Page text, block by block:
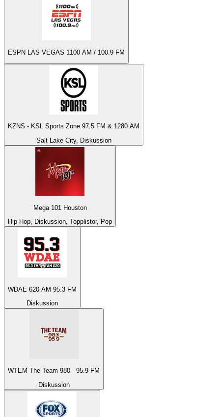
ESPN LAS VEGAS 1100 AM / 100.9 FM
KZNS - KSL Sports Zone 97.5 FM & 1280 AM
Salt Lake City, Diskussion
Mega 101 Houston
Hip Hop, Diskussion, Topplistor, Pop
WDAE 620 AM 95.3 FM
Diskussion
WTEM The Team 980 - 95.9 FM
Diskussion